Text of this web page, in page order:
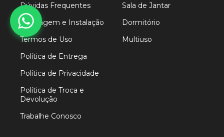
Dúvidas Frequentes
Montagem e Instalação
Termos de Uso
Política de Entrega
Política de Privacidade
Política de Troca e
Devolução
Trabalhe Conosco
Sala de Jantar
Dormitório
Multiuso